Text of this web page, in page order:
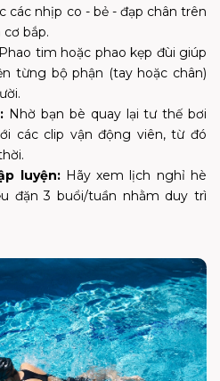
các nhịp co - bẻ - đạp chân trên
bắp.
tim hoặc phao kẹp đùi giúp
từng bộ phận (tay hoặc chân)
Nhờ bạn bè quay lại tư thế bơi
các clip vận động viên, từ đó
luyện:Hãy xem lịch nghỉ hè
đặn 3 buổi/tuần nhằm duy trì